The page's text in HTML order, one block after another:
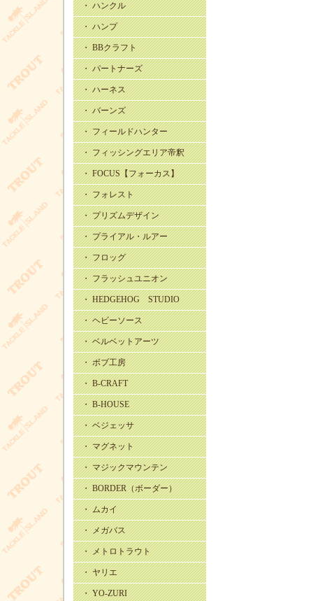
・ ハンクル
・ ハンプ
・ BBクラフト
・ パートナーズ
・ ハーネス
・ バーンズ
・ フィールドハンター
・ フィッシングエリア帝釈
・ FOCUS【フォーカス】
・ フォレスト
・ プリズムデザイン
・ プライアル・ルアー
・ フロッグ
・ フラッシュユニオン
・ HEDGEHOG STUDIO
・ ヘビーソース
・ ベルベットアーツ
・ ボブ工房
・ B-CRAFT
・ B-HOUSE
・ ベジェッサ
・ マグネット
・ マジックマウンテン
・ BORDER（ボーダー）
・ ムカイ
・ メガバス
・ メトロトラウト
・ ヤリエ
・ YO-ZURI